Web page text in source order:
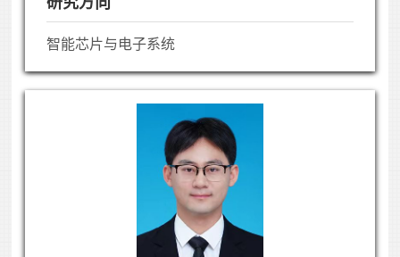
智能芯片与电子系统